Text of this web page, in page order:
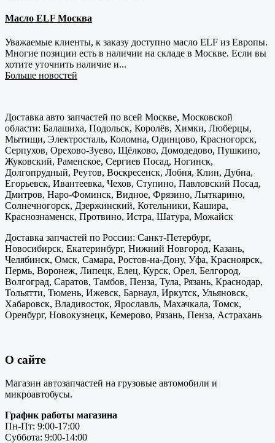
Масло ELF Москва
Уважаемые клиенты, к заказу доступно масло ELF из Европы.
Многие позиции есть в наличии на складе в Москве. Если вы
хотите уточнить наличие и...
Больше новостей
Доставка авто запчастей по всей Москве, Московской
области: Балашиха, Подольск, Королёв, Химки, Люберцы,
Мытищи, Электросталь, Коломна, Одинцово, Красногорск,
Серпухов, Орехово-Зуево, Щёлково, Домодедово, Пушкино,
Жуковский, Раменское, Сергиев Посад, Ногинск,
Долгопрудный, Реутов, Воскресенск, Лобня, Клин, Дубна,
Егорьевск, Ивантеевка, Чехов, Ступино, Павловский Посад,
Дмитров, Наро-Фоминск, Видное, Фрязино, Лыткарино,
Солнечногорск, Дзержинский, Котельники, Кашира,
Краснознаменск, Протвино, Истра, Шатура, Можайск
Доставка запчастей по России: Санкт-Петербург,
Новосибирск, Екатеринбург, Нижний Новгород, Казань,
Челябинск, Омск, Самара, Ростов-на-Дону, Уфа, Красноярск,
Пермь, Воронеж, Липецк, Елец, Курск, Орел, Белгород,
Волгоград, Саратов, Тамбов, Пенза, Тула, Рязань, Краснодар,
Тольятти, Тюмень, Ижевск, Барнаул, Иркутск, Ульяновск,
Хабаровск, Владивосток, Ярославль, Махачкала, Томск,
Оренбург, Новокузнецк, Кемерово, Рязань, Пенза, Астрахань
О сайте
Магазин автозапчастей на грузовые автомобили и
микроавтобусы.
График работы магазина
Пн-Пт: 9:00-17:00
Суббота: 9:00-14:00